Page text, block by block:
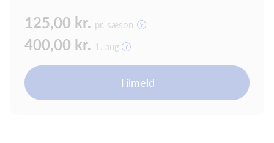
125,00 kr. pr. sæson
400,00 kr. 1. aug
Tilmeld